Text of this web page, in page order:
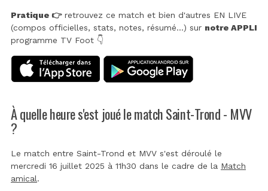
Pratique 👉retrouvez ce match et bien d'autres EN LIVE
(compos officielles, stats, notes, résumé...) sur notre APPLI
programme TV Foot 👇
À quelle heure s'est joué le match Saint-Trond - MVV
?
Le match entre Saint-Trond et MVV s'est déroulé le
mercredi 16 juillet 2025 à 11h30 dans le cadre de la Match
amical.